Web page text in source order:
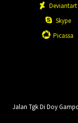
Deviantart
Skype
Picassa
Jalan Tgk Di Doy